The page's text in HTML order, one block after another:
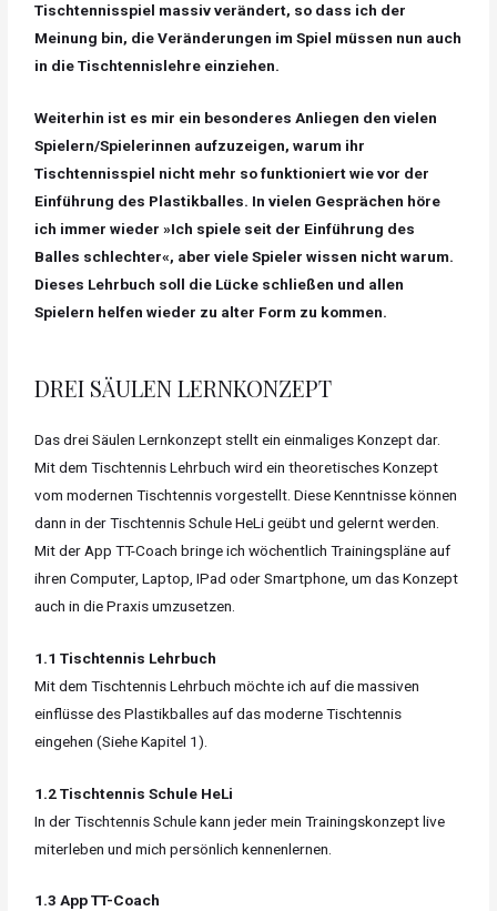
Tischtennisspiel massiv verändert, so dass ich der
Meinung bin, die Veränderungen im Spiel müssen nun auch
in die Tischtennislehre einziehen.
Weiterhin ist es mir ein besonderes Anliegen den vielen
Spielern/Spielerinnen aufzuzeigen, warum ihr
Tischtennisspiel nicht mehr so funktioniert wie vor der
Einführung des Plastikballes. In vielen Gesprächen höre
ich immer wieder »Ich spiele seit der Einführung des
Balles schlechter«, aber viele Spieler wissen nicht warum.
Dieses Lehrbuch soll die Lücke schließen und allen
Spielern helfen wieder zu alter Form zu kommen.
DREI SÄULEN LERNKONZEPT
Das drei Säulen Lernkonzept stellt ein einmaliges Konzept dar.
Mit dem Tischtennis Lehrbuch wird ein theoretisches Konzept
vom modernen Tischtennis vorgestellt. Diese Kenntnisse können
dann in der Tischtennis Schule HeLi geübt und gelernt werden.
Mit der App TT-Coach bringe ich wöchentlich Trainingspläne auf
ihren Computer, Laptop, IPad oder Smartphone, um das Konzept
auch in die Praxis umzusetzen.
1.1 Tischtennis Lehrbuch
Mit dem Tischtennis Lehrbuch möchte ich auf die massiven
einflüsse des Plastikballes auf das moderne Tischtennis
eingehen (Siehe Kapitel 1).
1.2 Tischtennis Schule HeLi
In der Tischtennis Schule kann jeder mein Trainingskonzept live
miterleben und mich persönlich kennenlernen.
1.3 App TT-Coach